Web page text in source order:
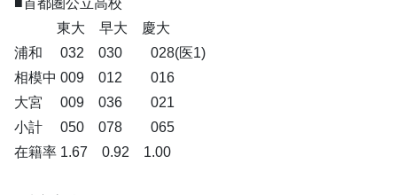
■首都圏公立高校
東大 早大 慶大
浦和 032 030 028(医1)
相模中 009 012 016
大宮 009 036 021
小計 050 078 065
在籍率 1.67 0.92 1.00